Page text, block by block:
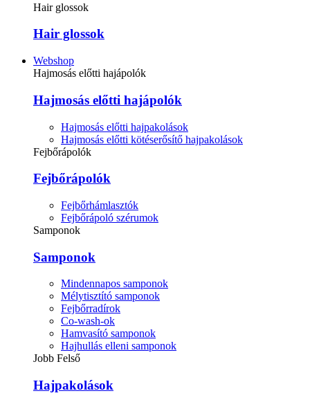
Hair glossok
Hair glossok
Webshop
Hajmosás előtti hajápolók
Hajmosás előtti hajápolók
Hajmosás előtti hajpakolások
Hajmosás előtti kötéserősítő hajpakolások
Fejbőrápolók
Fejbőrápolók
Fejbőrhámlasztók
Fejbőrápoló szérumok
Samponok
Samponok
Mindennapos samponok
Mélytisztító samponok
Fejbőrradírok
Co-wash-ok
Hamvasító samponok
Hajhullás elleni samponok
Jobb Felső
Hajpakolások